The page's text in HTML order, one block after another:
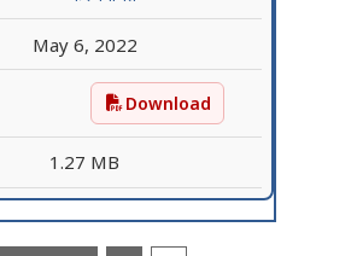
May 6, 2022
समुपदेशनाद्वारे बदलीबाबतचे
Download
1.27 MB